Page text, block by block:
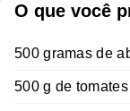
O que você
500 gramas de
500 g de